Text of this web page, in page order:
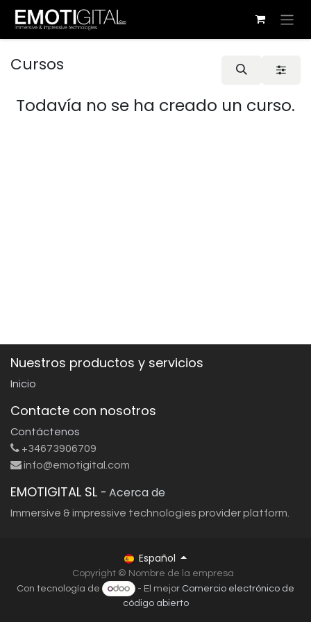
Ir al contenido
Cursos
Todavía no se ha creado un curso.
Nuestros productos y servicios
Inicio
Contacte con nosotros
Contáctenos
+34673906709
info@emotigital.com
EMOTIGITAL SL - Acerca de
Immersive & impressive technologies provider platform.
Copyright © Nombre de la empresa
Español
Con tecnología de - El mejor Comercio electrónico de
código abierto